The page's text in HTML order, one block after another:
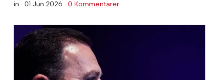
in · 01 Jun 2026 · 0 Kommentarer